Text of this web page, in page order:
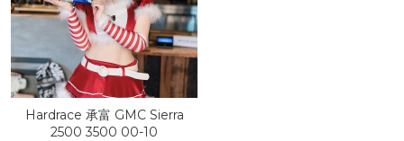
Hardrace 承富 GMC Sierra
2500 3500 00-10